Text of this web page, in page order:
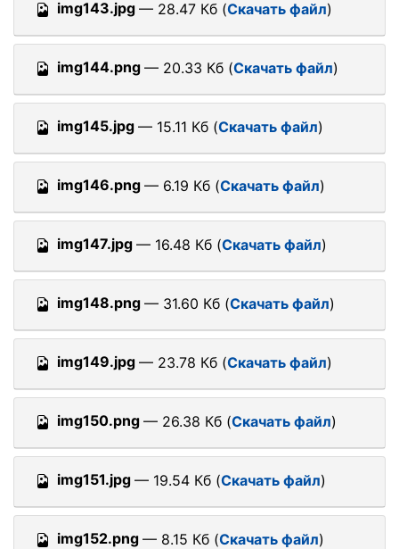
img143.jpg — 28.47 Кб (Скачать файл)
img144.png — 20.33 Кб (Скачать файл)
img145.jpg — 15.11 Кб (Скачать файл)
img146.png — 6.19 Кб (Скачать файл)
img147.jpg — 16.48 Кб (Скачать файл)
img148.png — 31.60 Кб (Скачать файл)
img149.jpg — 23.78 Кб (Скачать файл)
img150.png — 26.38 Кб (Скачать файл)
img151.jpg — 19.54 Кб (Скачать файл)
img152.png — 8.15 Кб (Скачать файл)